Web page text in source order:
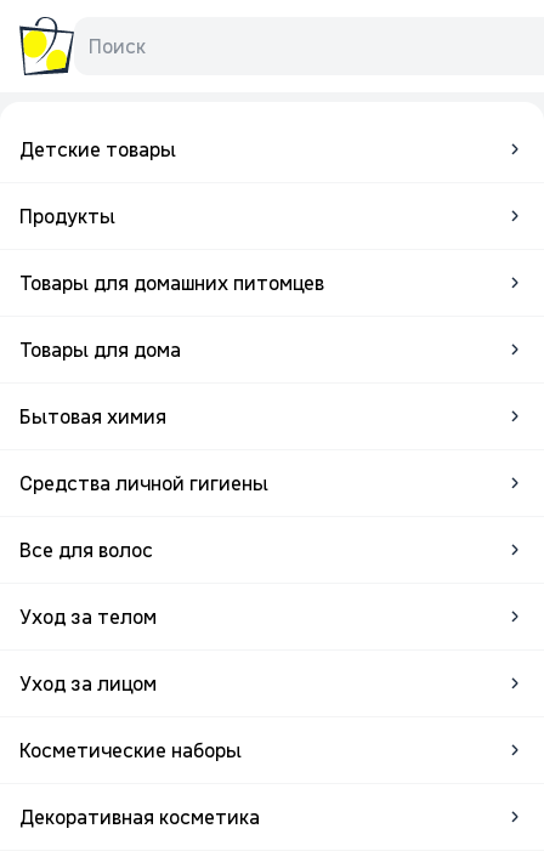
Поиск
Детские товары
Продукты
Товары для домашних питомцев
Товары для дома
Бытовая химия
Средства личной гигиены
Все для волос
Уход за телом
Уход за лицом
Косметические наборы
Декоративная косметика